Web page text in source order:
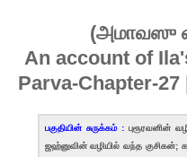
(அமாவஸு
An account of
Parva-Chapter-
பகுதியின் சுருக்கம் :புரூரவனின்
ஜஹ்னுவின் வழியில் வந்த குசிகன்;